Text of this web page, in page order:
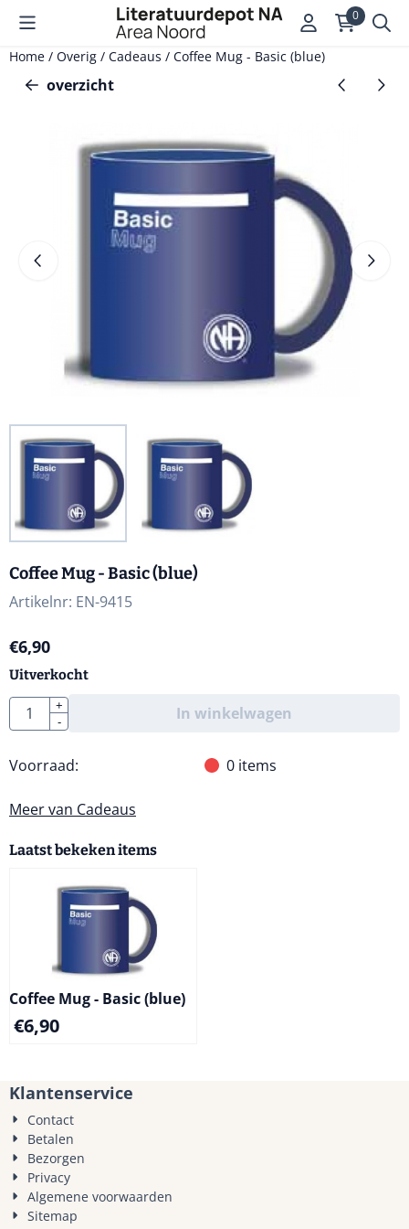
Cookievoorkeuren zijn momenteel gesloten. 0
Home / Overig / Cadeaus / Coffee Mug - Basic (blue)
overzicht
Coffee Mug - Basic (blue)
Artikelnr: EN-9415
€6,90
Uitverkocht
Aantal
+
-
In winkelwagen
Voorraad: 0 items
Meer van Cadeaus
Laatst bekeken items
Coffee Mug - Basic (blue)
€6,90
Klantenservice
Contact
Betalen
Bezorgen
Privacy
Algemene voorwaarden
Sitemap